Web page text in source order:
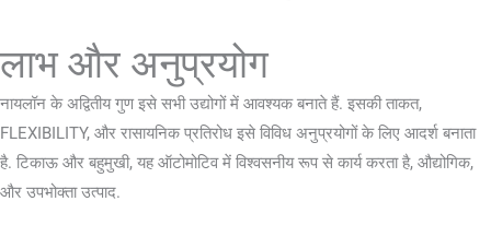
लाभ और अनुप्रयोग
नायलॉन के अद्वितीय गुण इसे सभी उद्योगों में आवश्यक बनाते हैं. इसकी ताकत,
FLEXIBILITY, और रासायनिक प्रतिरोध इसे विविध अनुप्रयोगों के लिए आदर्श बनाता
है. टिकाऊ और बहुमुखी, यह ऑटोमोटिव में विश्वसनीय रूप से कार्य करता है, औद्योगिक,
और उपभोक्ता उत्पाद.